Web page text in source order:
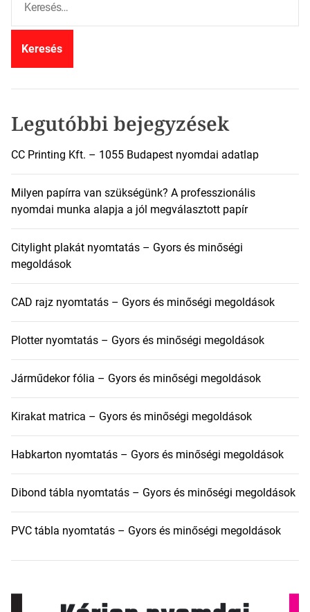
r
Legutóbbi bejegyzések
CC Printing Kft. – 1055 Budapest nyomdai adatlap
Milyen papírra van szükségünk? A professzionális
nyomdai munka alapja a jól megválasztott papír
Citylight plakát nyomtatás – Gyors és minőségi
megoldások
CAD rajz nyomtatás – Gyors és minőségi megoldások
Plotter nyomtatás – Gyors és minőségi megoldások
Járműdekor fólia – Gyors és minőségi megoldások
Kirakat matrica – Gyors és minőségi megoldások
Habkarton nyomtatás – Gyors és minőségi megoldások
Dibond tábla nyomtatás – Gyors és minőségi megoldások
PVC tábla nyomtatás – Gyors és minőségi megoldások